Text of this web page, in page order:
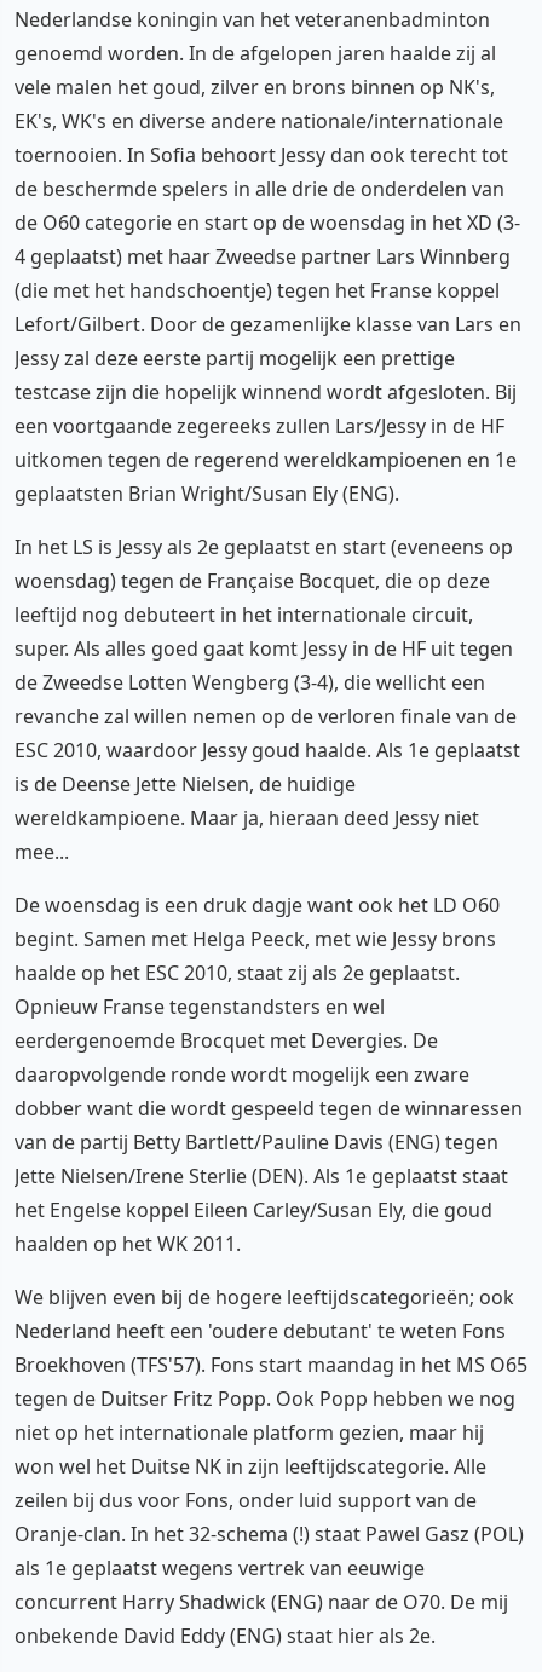
Nederlandse koningin van het veteranenbadminton
genoemd worden. In de afgelopen jaren haalde zij al
vele malen het goud, zilver en brons binnen op NK's,
EK's, WK's en diverse andere nationale/internationale
toernooien. In Sofia behoort Jessy dan ook terecht tot
de beschermde spelers in alle drie de onderdelen van
de O60 categorie en start op de woensdag in het XD (3-
4 geplaatst) met haar Zweedse partner Lars Winnberg
(die met het handschoentje) tegen het Franse koppel
Lefort/Gilbert. Door de gezamenlijke klasse van Lars en
Jessy zal deze eerste partij mogelijk een prettige
testcase zijn die hopelijk winnend wordt afgesloten. Bij
een voortgaande zegereeks zullen Lars/Jessy in de HF
uitkomen tegen de regerend wereldkampioenen en 1e
geplaatsten Brian Wright/Susan Ely (ENG).
In het LS is Jessy als 2e geplaatst en start (eveneens op
woensdag) tegen de Française Bocquet, die op deze
leeftijd nog debuteert in het internationale circuit,
super. Als alles goed gaat komt Jessy in de HF uit tegen
de Zweedse Lotten Wengberg (3-4), die wellicht een
revanche zal willen nemen op de verloren finale van de
ESC 2010, waardoor Jessy goud haalde. Als 1e geplaatst
is de Deense Jette Nielsen, de huidige
wereldkampioene. Maar ja, hieraan deed Jessy niet
mee...
De woensdag is een druk dagje want ook het LD O60
begint. Samen met Helga Peeck, met wie Jessy brons
haalde op het ESC 2010, staat zij als 2e geplaatst.
Opnieuw Franse tegenstandsters en wel
eerdergenoemde Brocquet met Devergies. De
daaropvolgende ronde wordt mogelijk een zware
dobber want die wordt gespeeld tegen de winnaressen
van de partij Betty Bartlett/Pauline Davis (ENG) tegen
Jette Nielsen/Irene Sterlie (DEN). Als 1e geplaatst staat
het Engelse koppel Eileen Carley/Susan Ely, die goud
haalden op het WK 2011.
We blijven even bij de hogere leeftijdscategorieën; ook
Nederland heeft een 'oudere debutant' te weten Fons
Broekhoven (TFS'57). Fons start maandag in het MS O65
tegen de Duitser Fritz Popp. Ook Popp hebben we nog
niet op het internationale platform gezien, maar hij
won wel het Duitse NK in zijn leeftijdscategorie. Alle
zeilen bij dus voor Fons, onder luid support van de
Oranje-clan. In het 32-schema (!) staat Pawel Gasz (POL)
als 1e geplaatst wegens vertrek van eeuwige
concurrent Harry Shadwick (ENG) naar de O70. De mij
onbekende David Eddy (ENG) staat hier als 2e.